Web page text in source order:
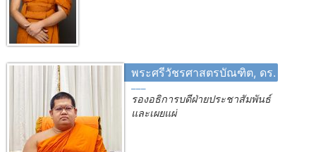
พระศรีวัชรศาสตรบัณฑิต, ดร. รองอธิ
รองอธิการบดีฝ่ายประชาสัมพันธ์
และเผยแผ่